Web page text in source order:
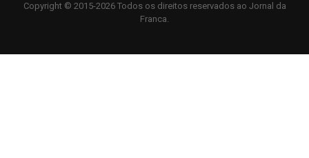
Copyright © 2015-2026 Todos os direitos reservados ao Jornal da
Franca.